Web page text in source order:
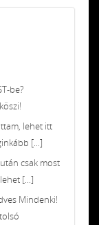
be?
lehet itt
[...]
csak most
[...]
Mindenki!